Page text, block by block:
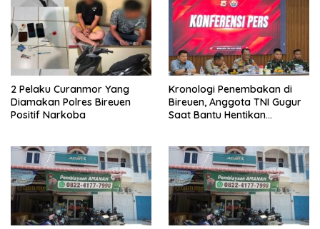
2 Pelaku Curanmor Yang
Diamakan Polres Bireuen
Positif Narkoba
Kronologi Penembakan di
Bireuen, Anggota TNI Gugur
Saat Bantu Hentikan